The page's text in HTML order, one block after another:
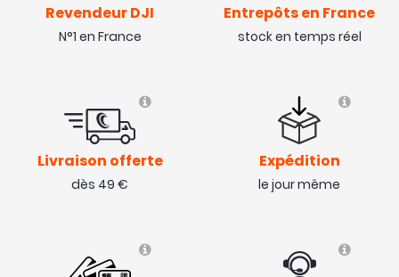
- 100 €
Revendeur DJI
N°1 en France
Entrepôts en France
stock en temps réel
Livraison offerte
dès 49 €
Expédition
le jour même